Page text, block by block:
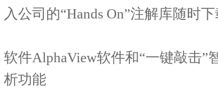
入公司的“Hands On”注解库随时
软件AlphaView软件和“一键敲击”
析功能